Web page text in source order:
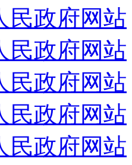
民政府网站
民政府网站
民政府网站
民政府网站
民政府网站